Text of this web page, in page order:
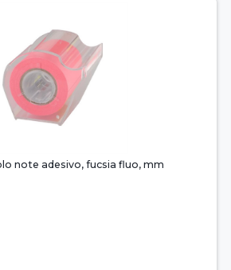
note adesivo, fucsia fluo, mm